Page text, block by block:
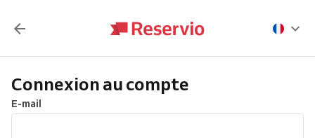
Connexion au compte
E-mail